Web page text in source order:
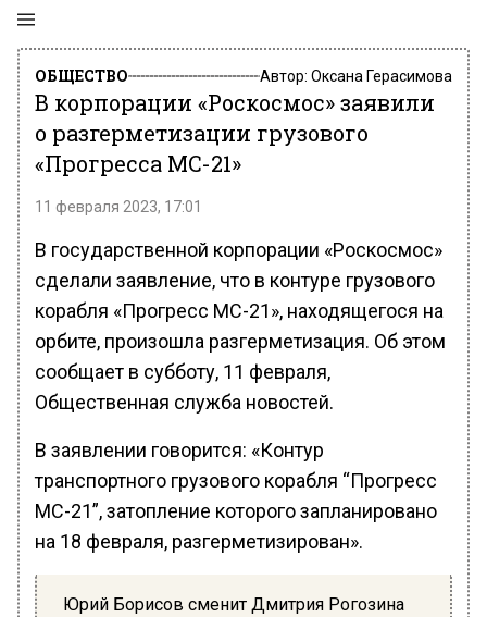
ОБЩЕСТВО Автор: Оксана Герасимова
В корпорации «Роскосмос» заявили
о разгерметизации грузового
«Прогресса МС-21»
11 февраля 2023, 17:01
В государственной корпорации «Роскосмос»
сделали заявление, что в контуре грузового
корабля «Прогресс МС-21», находящегося на
орбите, произошла разгерметизация. Об этом
сообщает в субботу, 11 февраля,
Общественная служба новостей.
В заявлении говорится: «Контур
транспортного грузового корабля “Прогресс
МС-21”, затопление которого запланировано
на 18 февраля, разгерметизирован».
Юрий Борисов сменит Дмитрия Рогозина